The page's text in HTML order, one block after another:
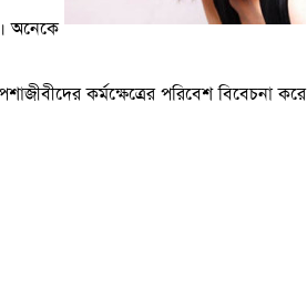
অনেকে
কর্মক্ষেত্রের পরিবেশ বিবেচনা করে